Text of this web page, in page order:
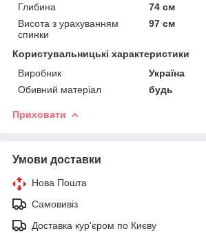
Глибина
74 см
Висота з урахуванням
спинки
97 см
Користувальницькі характеристики
Виробник
Україна
Обивний матеріал
будь
Приховати
Умови доставки
Нова Пошта
Самовивіз
Доставка кур'єром по Києву